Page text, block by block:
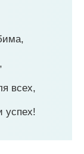
всех,
успех!